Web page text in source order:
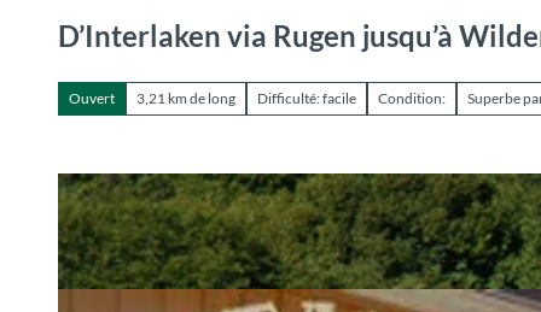
D’Interlaken via Rugen jusqu’à
Ouvert 3,21 km de long Difficulté: facile Condition: Superbe